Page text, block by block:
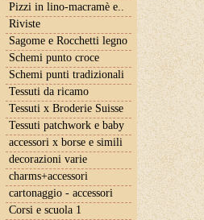
Pizzi in lino-macramè e..
Riviste
Sagome e Rocchetti legno
Schemi punto croce
Schemi punti tradizionali
Tessuti da ricamo
Tessuti x Broderie Suisse
Tessuti patchwork e baby
accessori x borse e simili
decorazioni varie
charms+accessori
cartonaggio - accessori
Corsi e scuola 1